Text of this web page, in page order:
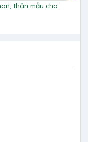
thân mẫu cha